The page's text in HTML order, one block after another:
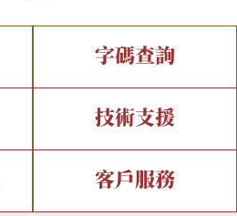
全字庫現況
專有名詞介紹
字碼查詢
部件查詢
注音查詢
技術支援
造字解決方案
客戶服務